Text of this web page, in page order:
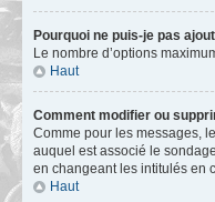
Pourquoi ne puis-je pas
Le nombre d’options
Haut
Comment modifier ou
Comme pour les messages,
auquel est associé le
en changeant les intitulés en
Haut